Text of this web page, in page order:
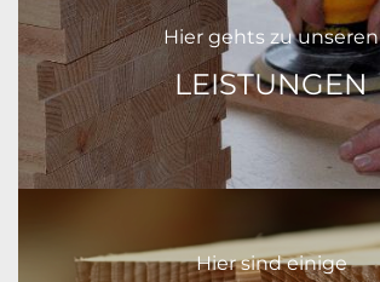
Hier gehts zu unseren
LEISTUNGEN
Hier sind einige